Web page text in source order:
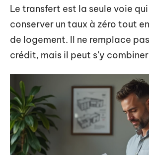
Le transfert est la seule voie
conserver un taux à zéro tout
de logement. Il ne remplace
crédit, mais il peut s’y